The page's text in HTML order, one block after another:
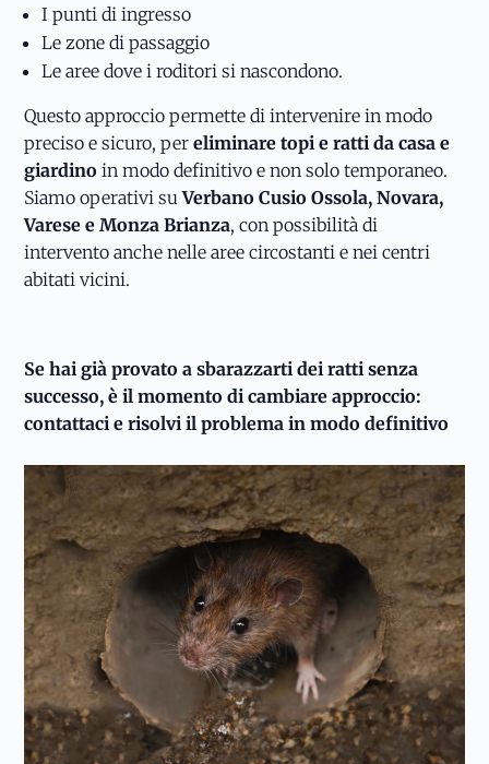
I punti di ingresso
Le zone di passaggio
Le aree dove i roditori si nascondono.
Questo approccio permette di intervenire in modo
preciso e sicuro, pereliminare topi e ratti da casa e
giardino in modo definitivo e non solo temporaneo.
Siamo operativi suVerbano Cusio Ossola, Novara,
Varese e Monza Brianza, con possibilità di
intervento anche nelle aree circostanti e nei centri
abitati vicini.
Se hai già provato a sbarazzarti dei ratti senza
successo, è il momento di cambiare approccio:
contattaci e risolvi il problema in modo definitivo